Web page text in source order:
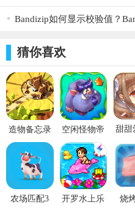
Bandizip如何显示校验值？
猜你喜欢
造物备忘录
最新版 v0.1
空闲怪物帝
国(Idle
Monster
Empire)
v1.0.9
甜甜
农场匹配3
开罗水上乐
烧